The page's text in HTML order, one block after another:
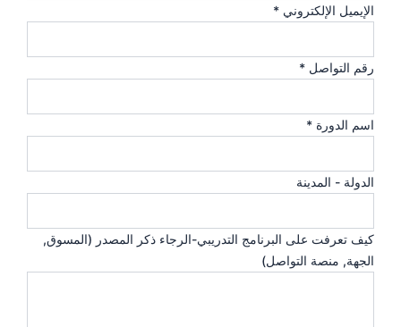
الإيميل الإلكتروني *
رقم التواصل *
ا
ت
د
ي
ب
ي
اسم الدورة *
الدولة - المدينة
كيف تعرفت على البرنامج التدريبي-الرجاء ذكر المصدر (المسوق,
الجهة, منصة التواصل)